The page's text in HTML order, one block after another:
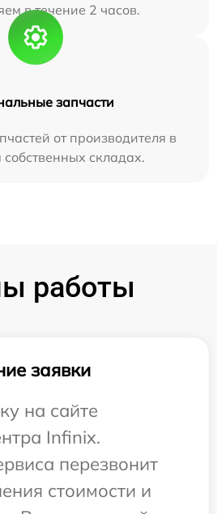
в течение 2 часов.
запчасти
от производителя в
складах.
работы
заявки
на сайте
Infinix.
перезвонит
стоимости и